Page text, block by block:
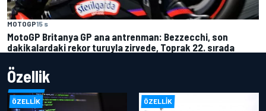
MOTOGP15 s
MotoGP Britanya GP ana antrenman: Bezzecchi, son
dakikalardaki rekor turuyla zirvede, Toprak 22. sırada
Özellik
ÖZELLIK ÖZELLIK